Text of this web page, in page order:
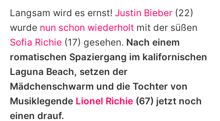
Impressum
Datenschutzerklärung
Nutzungsbedingungen
Utiq verwalten
Langsam wird es ernst! Justin Bieber (22)
wurde nun schon wiederholt mit der süßen
Sofia Richie (17) gesehen. Nach einem
romatischen Spaziergang im kalifornischen
Laguna Beach, setzen der
Mädchenschwarm und die Tochter von
Musiklegende Lionel Richie (67) jetzt noch
einen drauf.